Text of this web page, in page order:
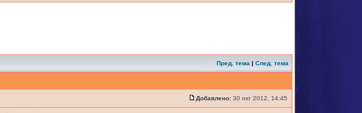
Пред. тема | След. тема
Добавлено: 30 окт 2012, 14:45